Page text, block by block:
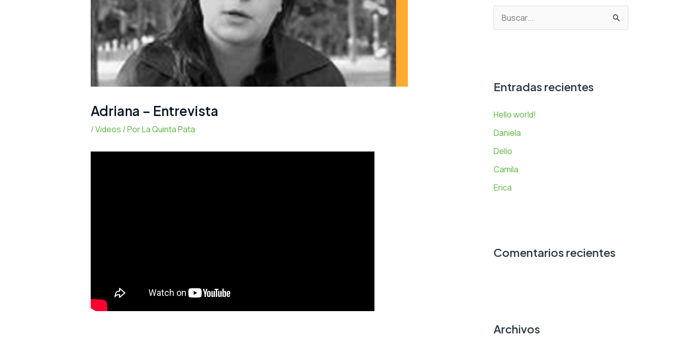
Adriana – Entrevista
/Videos / PorLa Quinta Pata
a
p
o
r
:
Entradas recientes
Hello world!
Daniela
Delio
Camila
Erica
Comentarios recientes
Archivos